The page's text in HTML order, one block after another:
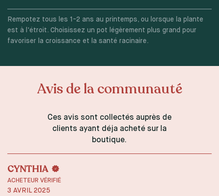
Rempotez tous les 1-2 ans au printemps, ou lorsque la plante
est à l'étroit. Choisissez un pot légèrement plus grand pour
favoriser la croissance et la santé racinaire.
Avis de la communauté
Ces avis sont collectés auprès de
clients ayant déja acheté sur la
boutique.
CYNTHIA
ACHETEUR VÉRIFIÉ
3 AVRIL 2025